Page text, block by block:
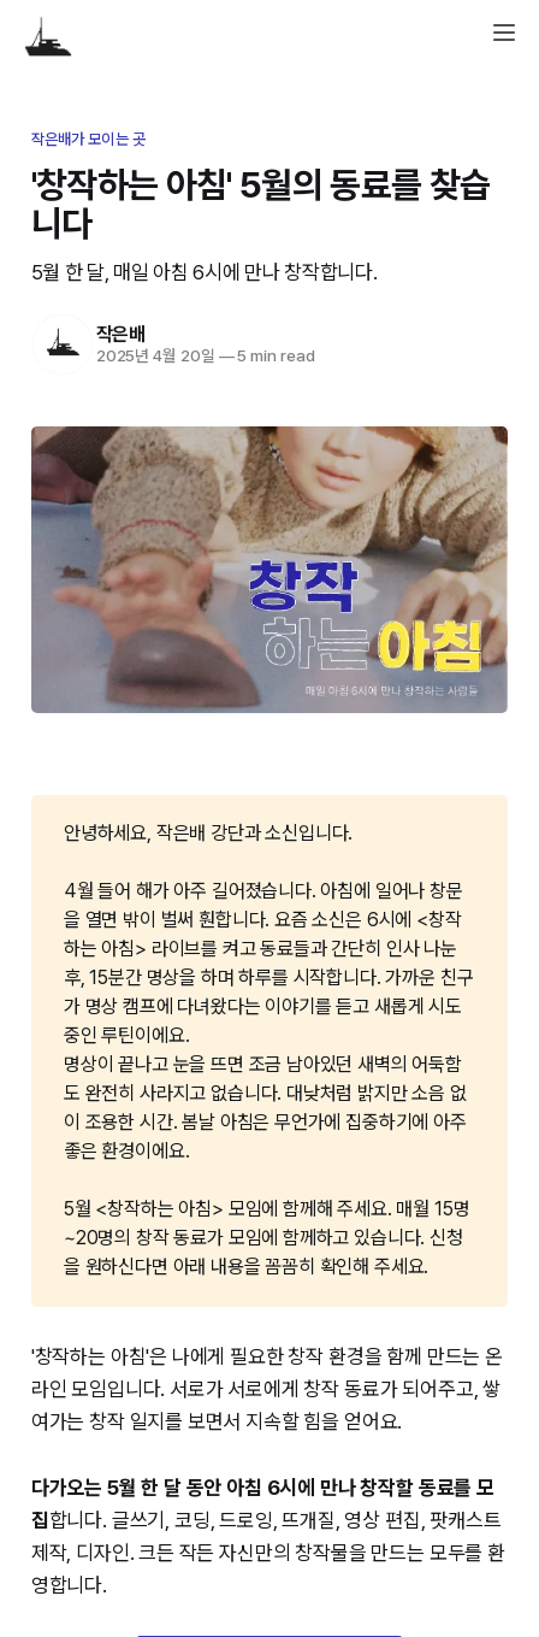
작은배가 모이는 곳
'창작하는 아침' 5월의 동료를 찾습
니다
5월 한 달, 매일 아침 6시에 만나 창작합니다.
작은배
2025년 4월 20일 —5 min read
안녕하세요, 작은배 강단과 소신입니다.
4월 들어 해가 아주 길어졌습니다. 아침에 일어나 창문
을 열면 밖이 벌써 훤합니다. 요즘 소신은 6시에 <창작
하는 아침> 라이브를 켜고 동료들과 간단히 인사 나눈
후, 15분간 명상을 하며 하루를 시작합니다. 가까운 친구
가 명상 캠프에 다녀왔다는 이야기를 듣고 새롭게 시도
중인 루틴이에요.
명상이 끝나고 눈을 뜨면 조금 남아있던 새벽의 어둑함
도 완전히 사라지고 없습니다. 대낮처럼 밝지만 소음 없
이 조용한 시간. 봄날 아침은 무언가에 집중하기에 아주
좋은 환경이에요.
5월 <창작하는 아침> 모임에 함께해 주세요. 매월 15명
~20명의 창작 동료가 모임에 함께하고 있습니다. 신청
을 원하신다면 아래 내용을 꼼꼼히 확인해 주세요.
'창작하는 아침'은 나에게 필요한 창작 환경을 함께 만드는 온
라인 모임입니다. 서로가 서로에게 창작 동료가 되어주고, 쌓
여가는 창작 일지를 보면서 지속할 힘을 얻어요.
다가오는 5월 한 달 동안 아침 6시에 만나 창작할 동료를 모
집합니다. 글쓰기, 코딩, 드로잉, 뜨개질, 영상 편집, 팟캐스트
제작, 디자인. 크든 작든 자신만의 창작물을 만드는 모두를 환
영합니다.